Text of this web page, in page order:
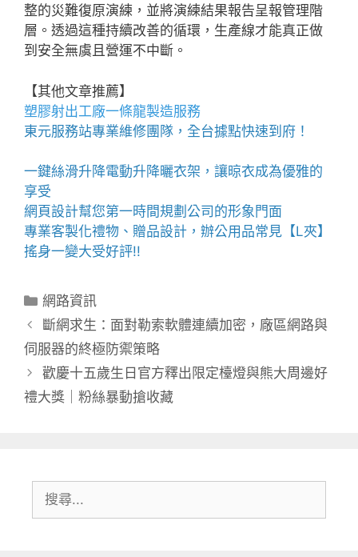
整的災難復原演練，並將演練結果報告呈報管理階
層。透過這種持續改善的循環，生產線才能真正做
到安全無虞且營運不中斷。
【其他文章推薦】
塑膠射出工廠一條龍製造服務
東元服務站專業維修團隊，全台據點快速到府！
一鍵絲滑升降電動升降曬衣架 ，讓晾衣成為優雅的
享受
網頁設計幫您第一時間規劃公司的形象門面
專業客製化禮物、贈品設計，辦公用品常見【L夾】
搖身一變大受好評!!
分
類
網路資訊
斷網求生：面對勒索軟體連續加密，廠區網路與
伺服器的終極防禦策略
歡慶十五歲生日官方釋出限定檯燈與熊大周邊好
禮大獎｜粉絲暴動搶收藏
尋: